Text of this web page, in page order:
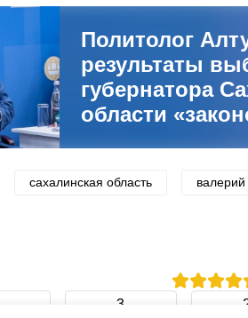
Политолог
результаты
губернатора
области
сахалинская область
3